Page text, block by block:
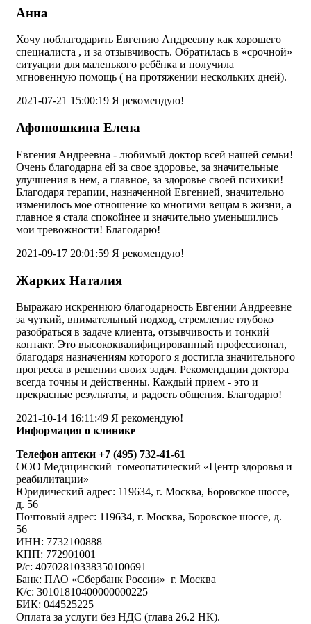
Анна
Хочу поблагодарить Евгению Андреевну как хорошего
специалиста , и за отзывчивость. Обратилась в «срочной»
ситуации для маленького ребёнка и получила
мгновенную помощь ( на протяжении нескольких дней).
2021-07-21 15:00:19 Я рекомендую!
Афонюшкина Елена
Евгения Андреевна - любимый доктор всей нашей семьи!
Очень благодарна ей за свое здоровье, за значительные
улучшения в нем, а главное, за здоровье своей психики!
Благодаря терапии, назначенной Евгенией, значительно
изменилось мое отношение ко многими вещам в жизни, а
главное я стала спокойнее и значительно уменьшились
мои тревожности! Благодарю!
2021-09-17 20:01:59 Я рекомендую!
Жарких Наталия
Выражаю искреннюю благодарность Евгении Андреевне
за чуткий, внимательный подход, стремление глубоко
разобраться в задаче клиента, отзывчивость и тонкий
контакт. Это высококвалифицированный профессионал,
благодаря назначениям которого я достигла значительного
прогресса в решении своих задач. Рекомендации доктора
всегда точны и действенны. Каждый прием - это и
прекрасные результаты, и радость общения. Благодарю!
2021-10-14 16:11:49 Я рекомендую!
Информация о клинике
Телефон аптеки +7 (495) 732-41-61
ООО Медицинский гомеопатический «Центр здоровья и
реабилитации»
Юридический адрес: 119634, г. Москва, Боровское шоссе,
д. 56
Почтовый адрес: 119634, г. Москва, Боровское шоссе, д.
56
ИНН: 7732100888
КПП: 772901001
Р/с: 40702810338350100691
Банк: ПАО «Сбербанк России» г. Москва
К/с: 30101810400000000225
БИК: 044525225
Оплата за услуги без НДС (глава 26.2 НК).